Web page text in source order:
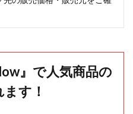
』で人気商品の
す！